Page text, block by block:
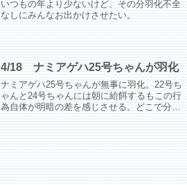
いつもの年より少ないけど、その分羽化不全
なしにみんなお出かけさせたい。
4/18 ナミアゲハ25号ちゃんが羽化
ナミアゲハ25号ちゃんが無事に羽化。22号ち
ゃんと24号ちゃんには朝に給餌するもこの行
為自体が明暗の差を感じさせる。どこで分か